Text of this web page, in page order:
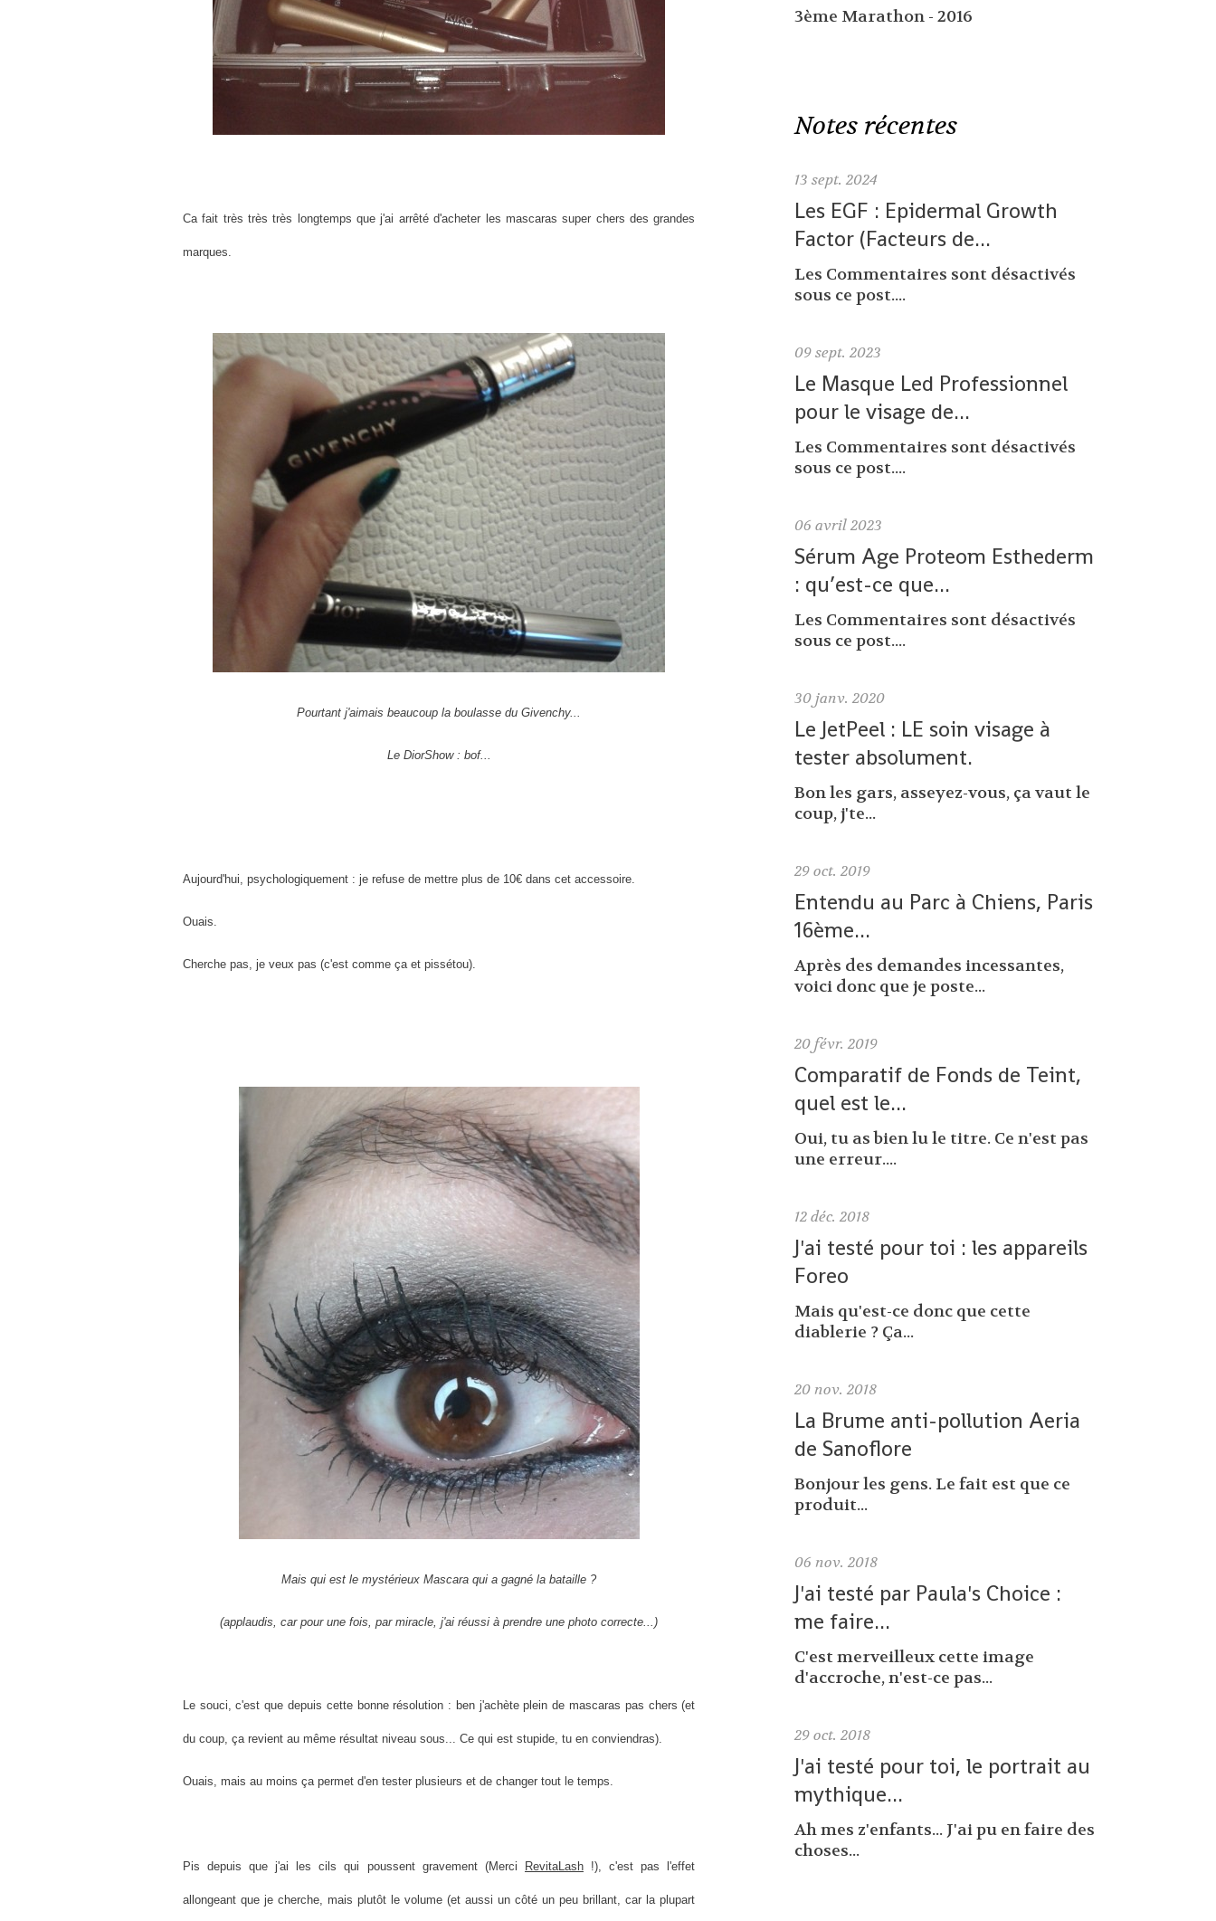
Ca fait très très très longtemps que j'ai arrêté d'acheter les mascaras super chers des grandes
marques.
Pourtant j'aimais beaucoup la boulasse du Givenchy...
Le DiorShow : bof...
Aujourd'hui, psychologiquement : je refuse de mettre plus de 10€ dans cet accessoire.
Ouais.
Cherche pas, je veux pas (c'est comme ça et pissétou).
Mais qui est le mystérieux Mascara qui a gagné la bataille ?
(applaudis, car pour une fois, par miracle, j'ai réussi à prendre une photo correcte...)
Le souci, c'est que depuis cette bonne résolution : ben j'achète plein de mascaras pas chers (et
du coup, ça revient au même résultat niveau sous... Ce qui est stupide, tu en conviendras).
Ouais, mais au moins ça permet d'en tester plusieurs et de changer tout le temps.
Pis depuis que j'ai les cils qui poussent gravement (Merci RevitaLash!), c'est pas l'effet
allongeant que je cherche, mais plutôt le volume (et aussi un côté un peu brillant, car la plupart
3ème Marathon - 2016
Notes récentes
13 sept. 2024
Les EGF : Epidermal Growth
Factor (Facteurs de...
Les Commentaires sont désactivés
sous ce post....
09 sept. 2023
Le Masque Led Professionnel
pour le visage de...
Les Commentaires sont désactivés
sous ce post....
06 avril 2023
Sérum Age Proteom Esthederm
: qu’est-ce que...
Les Commentaires sont désactivés
sous ce post....
30 janv. 2020
Le JetPeel : LE soin visage à
tester absolument.
Bon les gars, asseyez-vous, ça vaut le
coup, j'te...
29 oct. 2019
Entendu au Parc à Chiens, Paris
16ème...
Après des demandes incessantes,
voici donc que je poste...
20 févr. 2019
Comparatif de Fonds de Teint,
quel est le...
Oui, tu as bien lu le titre. Ce n'est pas
une erreur....
12 déc. 2018
J'ai testé pour toi : les appareils
Foreo
Mais qu'est-ce donc que cette
diablerie ? Ça...
20 nov. 2018
La Brume anti-pollution Aeria
de Sanoflore
Bonjour les gens. Le fait est que ce
produit...
06 nov. 2018
J'ai testé par Paula's Choice :
me faire...
C'est merveilleux cette image
d'accroche, n'est-ce pas...
29 oct. 2018
J'ai testé pour toi, le portrait au
mythique...
Ah mes z'enfants... J'ai pu en faire des
choses...